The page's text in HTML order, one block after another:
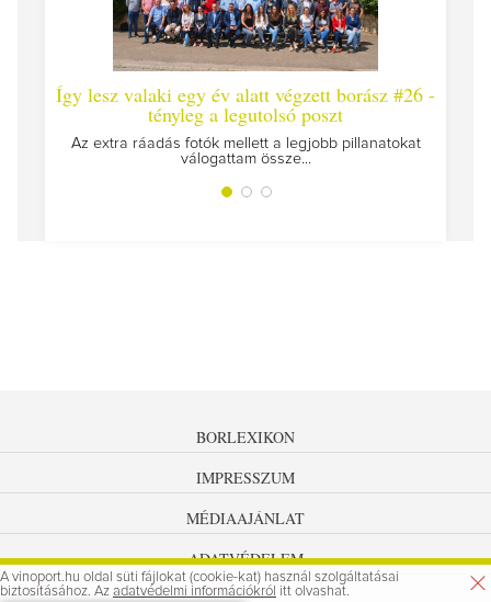
Így lesz valaki egy év alatt végzett borász #26 -
tényleg a legutolsó poszt
Az extra ráadás fotók mellett a legjobb pillanatokat
válogattam össze...
Így lesz
BORLEXIKON
IMPRESSZUM
MÉDIAAJÁNLAT
ADATVÉDELEM
A vinoport.hu oldal süti fájlokat (cookie-kat) használ szolgáltatásai
biztosításához. Az adatvédelmi információkról itt olvashat.